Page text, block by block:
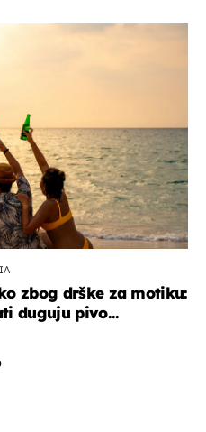
zbog drške za motiku:
duguju pivo...